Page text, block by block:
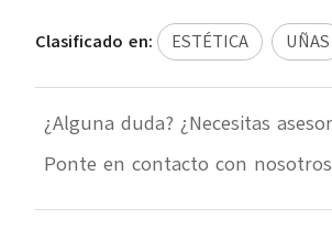
Clasificado en: ESTÉTICA UÑAS
¿Alguna duda? ¿Necesitas
Ponte en contacto con